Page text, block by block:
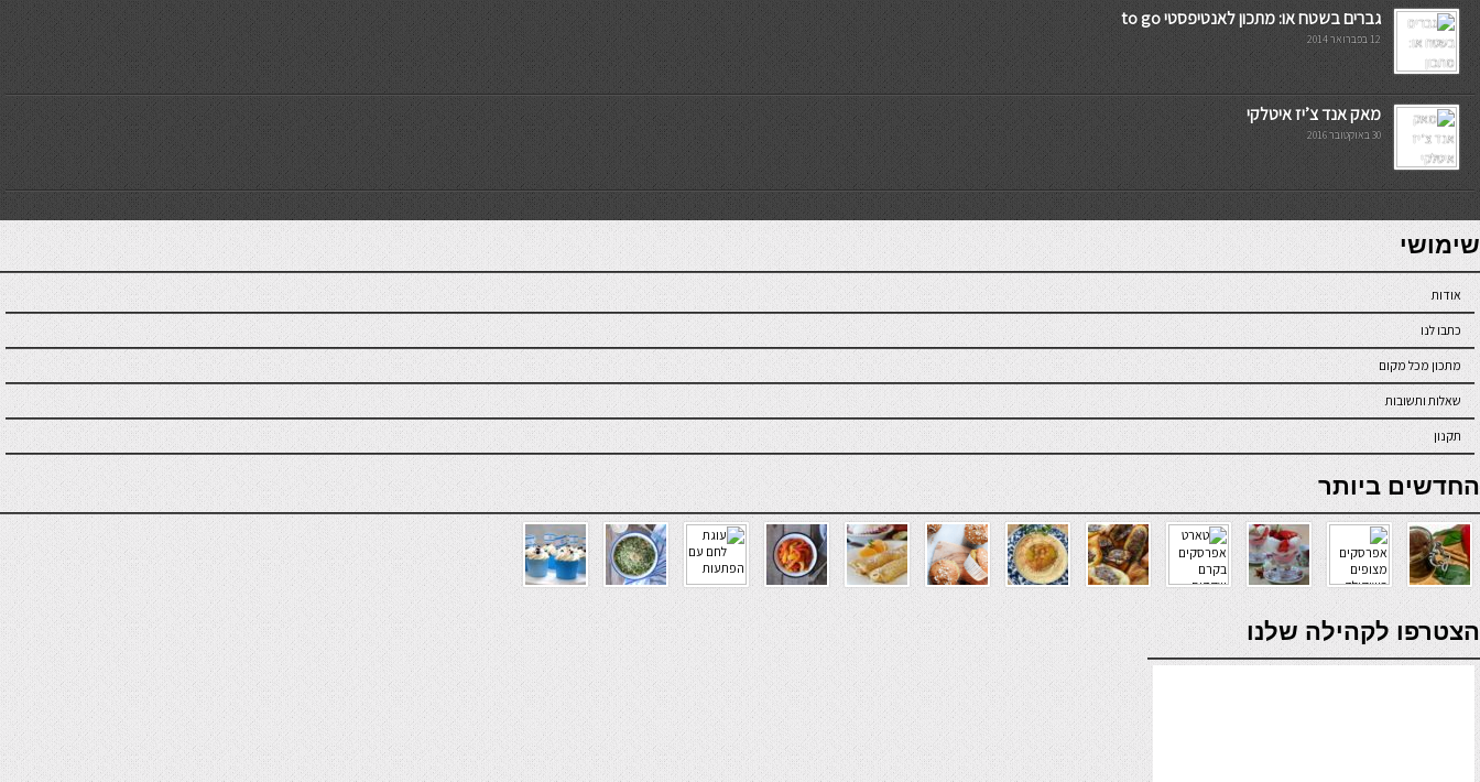
גברים בשטח או: מתכון לאנטיפסטי to go
12 בפברואר 2014
מאק אנד צ’יז איטלקי
30 באוקטובר 2016
7slots
seriöse online casinos österreich
שימושי
אודות
כתבו לנו
מתכון מכל מקום
שאלות ותשובות
תקנון
online casino
החדשים ביותר
verde casino
הצטרפו לקהילה שלנו